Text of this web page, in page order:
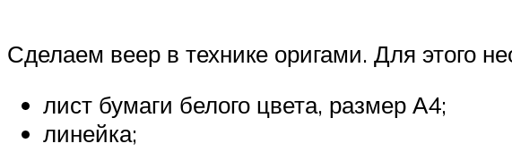
Сделаем веер в технике оригами. Для этого
лист бумаги белого цвета, размер А4;
линейка;